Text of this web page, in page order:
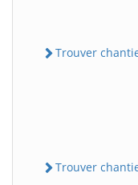
Trouver
Trouver